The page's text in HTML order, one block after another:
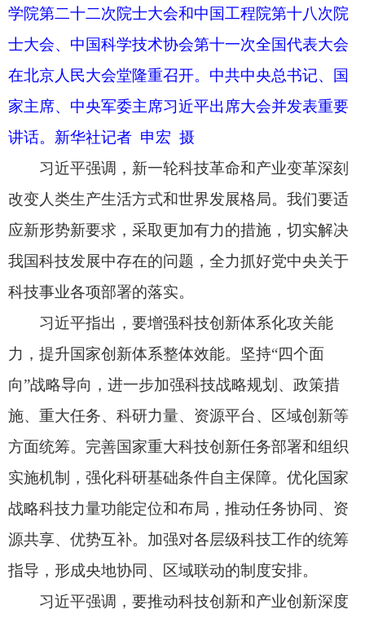
工作摆上重要日程，树立和践行正确政绩观，真抓
实干，久久为功，不断抓出新成效。中国科学院、
中国工程院要团结全国科技界把握新一轮科技革命
方向，勇攀世界科学高峰。中国科协要坚持探索创
决策服务。
习近平表示，希望两院院士珍视荣誉、不懈奋
斗，在开拓科技前沿、担纲重大任务、培育青年人
才、践行科学家精神方面发挥示范引领作用。希望
李强在主持大会时指出，习近平总书记的重要
讲话，充分肯定了近年来我国科技事业取得的重大
成就，深刻分析了科技发展面临的新形势，就进一
步增强责任感紧迫感使命感、全力抓好党中央关
深邃、内涵丰富，具有很强的政治性、战略性、指
导性，为做好新时代科技工作指明了前进方向、提
供了根本遵循。我们要深入学习领会，坚决贯彻落
实，切实把思想和行动统一到党中央决策部署上